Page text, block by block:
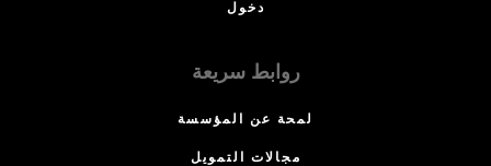
دخول
روابط سريعة
لمحة عن المؤسسة
مجالات التمويل